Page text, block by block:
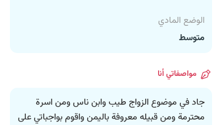
الوضع المادي
متوسط
مواصفاتي أنا
جاد في موضوع الزواج طيب وابن ناس ومن اسرة
محترمة ومن قبيله معروفة باليمن واقوم بواجباتي على